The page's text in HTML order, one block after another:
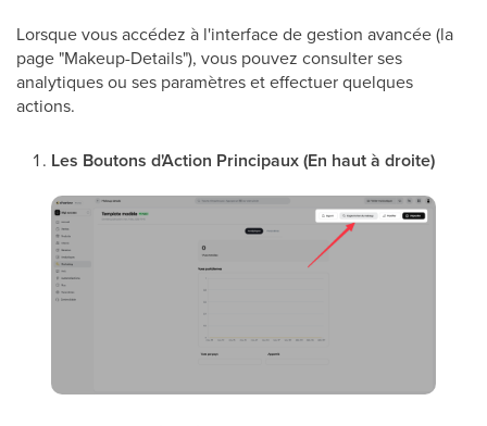
Lorsque vous accédez à l'interface de gestion avancée (la
page "Makeup-Details"), vous pouvez consulter ses
analytiques ou ses paramètres et effectuer quelques
actions.
Les Boutons d'Action Principaux (En haut à droite)